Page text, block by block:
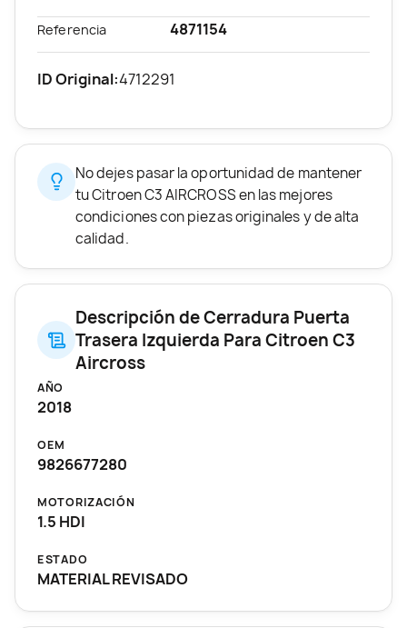
Referencia 4871154
ID Original:4712291
No dejes pasar la oportunidad de mantener
tu Citroen C3 AIRCROSS en las mejores
condiciones con piezas originales y de alta
calidad.
Descripción de Cerradura Puerta
Trasera Izquierda Para Citroen C3
Aircross
AÑO
2018
OEM
9826677280
MOTORIZACIÓN
1.5 HDI
ESTADO
MATERIAL REVISADO